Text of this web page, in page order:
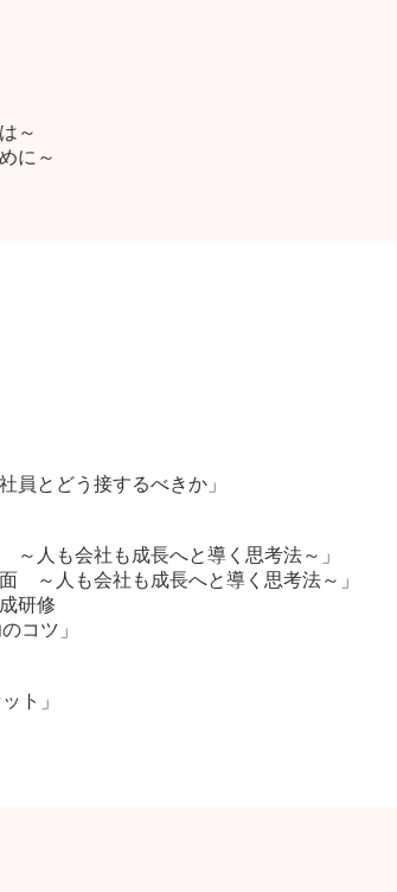
～
に～
とどう接するべきか」
人も会社も成長へと導く思考法～」
～人も会社も成長へと導く思考法～」
研修
コツ」
ト」